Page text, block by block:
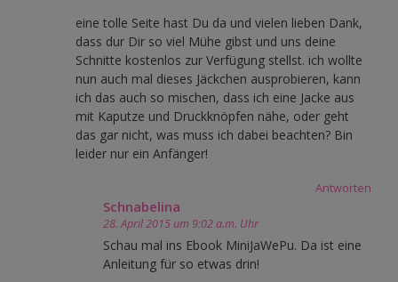
eine tolle Seite hast Du da und vielen lieben Dank,
dass dur Dir so viel Mühe gibst und uns deine
Schnitte kostenlos zur Verfügung stellst. ich wollte
nun auch mal dieses Jäckchen ausprobieren, kann
ich das auch so mischen, dass ich eine Jacke aus
mit Kaputze und Druckknöpfen nähe, oder geht
das gar nicht, was muss ich dabei beachten? Bin
leider nur ein Anfänger!
Antworten
Schnabelina
28. April 2015 um 9:02 a.m. Uhr
Schau mal ins Ebook MiniJaWePu. Da ist eine
Anleitung für so etwas drin!